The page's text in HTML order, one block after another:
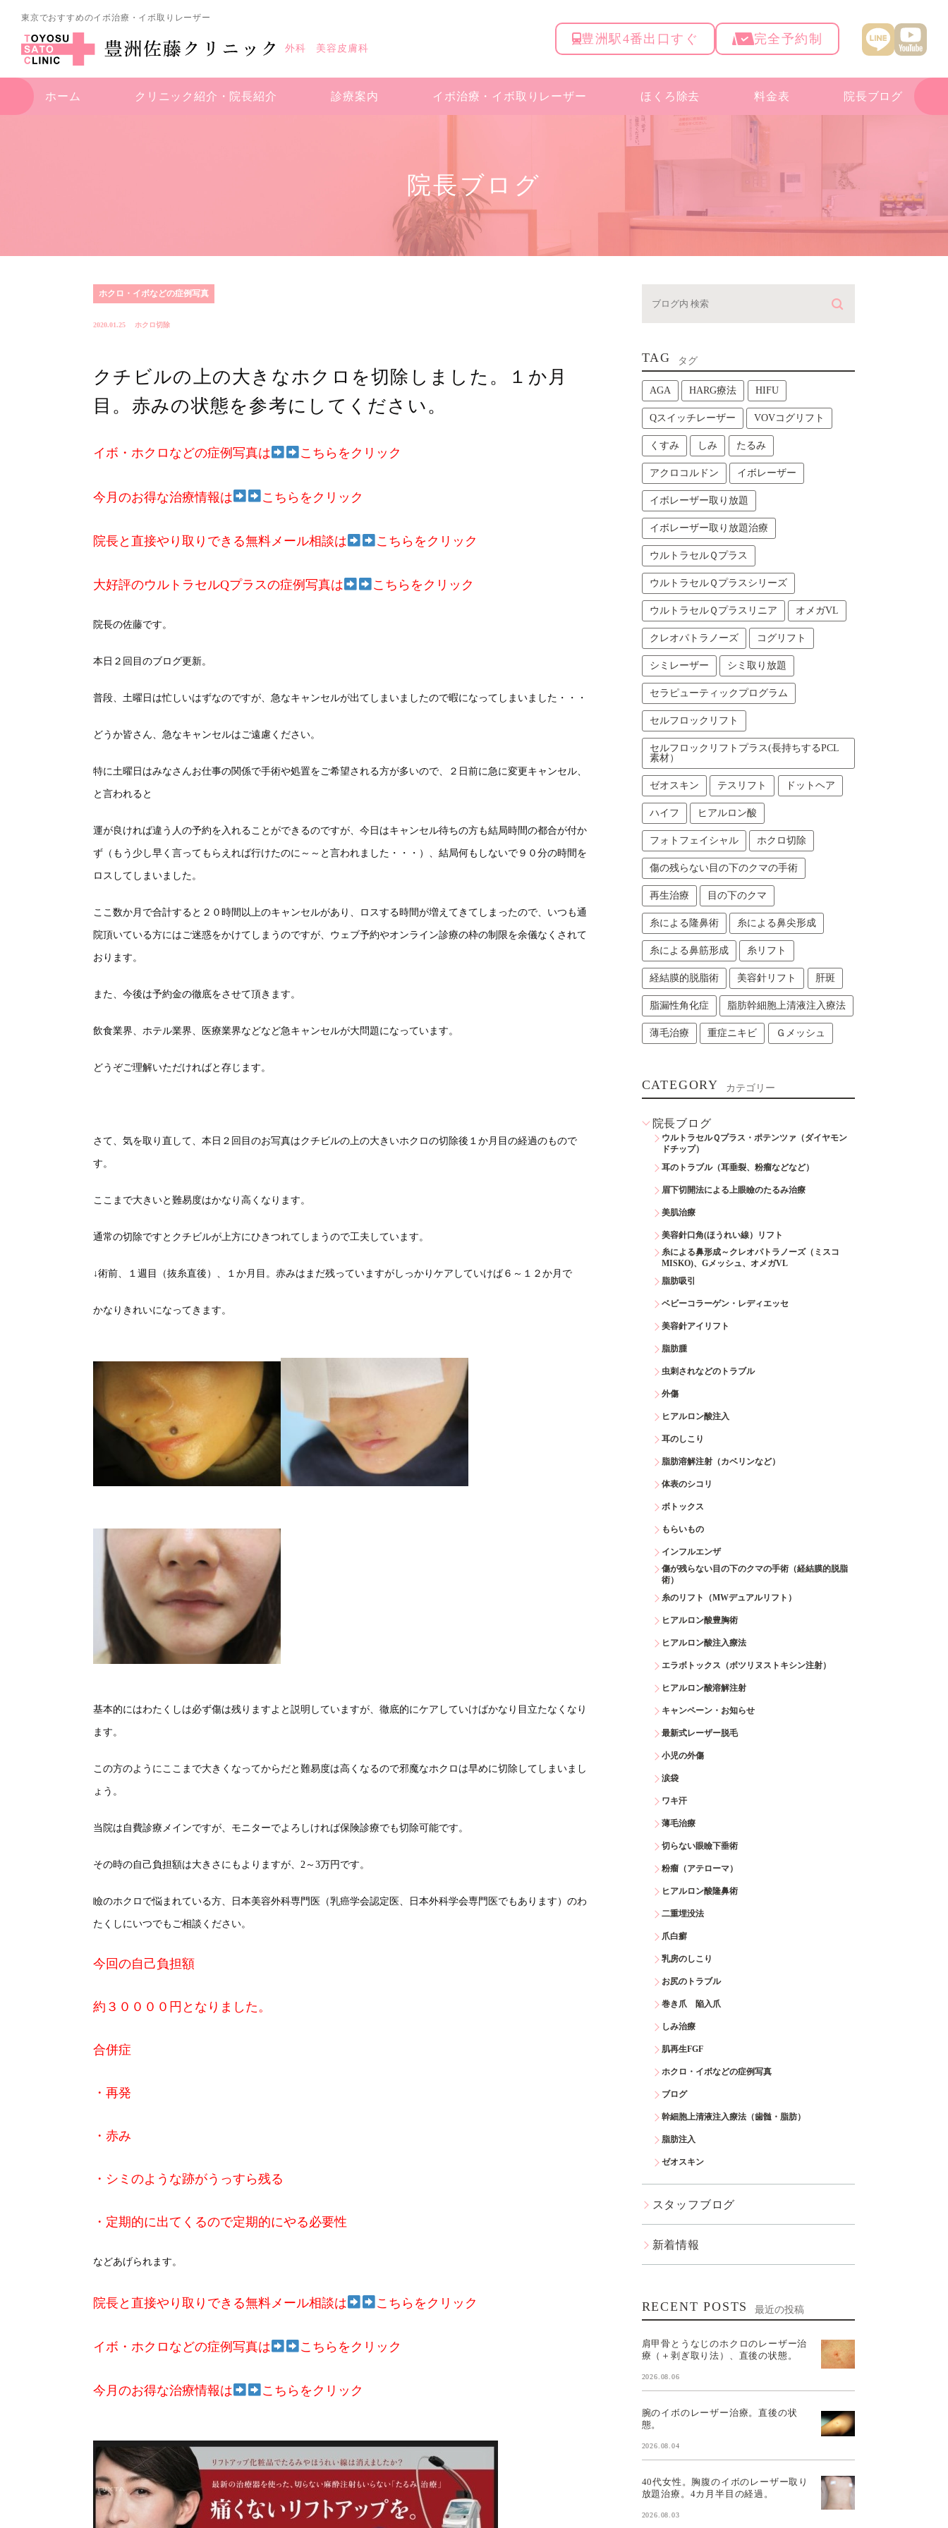
東京でおすすめのイボ治療・イボ取りレーザー
外科 美容皮膚科
豊洲駅4番出口すぐ 完全予約制
ホーム クリニック紹介・ 院長紹介 診療案内 イボ治療・ イボ取りレーザー ほくろ除去 料金表 院長ブログ
院長ブログ
ホクロ・イボなどの症例写真
2020.01.25 ホクロ切除
クチビルの上の大きなホクロを切除しました。１か月
目。赤みの状態を参考にしてください。
イボ・ホクロなどの症例写真は こちらをクリック
今月のお得な治療情報は こちらをクリック
院長と直接やり取りできる無料メール相談は こちらをクリック
大好評のウルトラセルQプラスの症例写真は こちらをクリック
院長の佐藤です。
本日２回目のブログ更新。
普段、土曜日は忙しいはずなのですが、急なキャンセルが出てしまいましたので暇になってしまいました・・・
どうか皆さん、急なキャンセルはご遠慮ください。
特に土曜日はみなさんお仕事の関係で手術や処置をご希望される方が多いので、２日前に急に変更キャンセル、
と言われると
運が良ければ違う人の予約を入れることができるのですが、今日はキャンセル待ちの方も結局時間の都合が付か
ず（もう少し早く言ってもらえれば行けたのに～～と言われました・・・）、結局何もしないで９０分の時間を
ロスしてしまいました。
ここ数か月で合計すると２０時間以上のキャンセルがあり、ロスする時間が増えてきてしまったので、いつも通
院頂いている方にはご迷惑をかけてしまうのですが、ウェブ予約やオンライン診療の枠の制限を余儀なくされて
おります。
また、今後は予約金の徹底をさせて頂きます。
飲食業界、ホテル業界、医療業界などなど急キャンセルが大問題になっています。
どうぞご理解いただければと存じます。
さて、気を取り直して、本日２回目のお写真はクチビルの上の大きいホクロの切除後１か月目の経過のもので
す。
ここまで大きいと難易度はかなり高くなります。
通常の切除ですとクチビルが上方にひきつれてしまうので工夫しています。
↓術前、１週目（抜糸直後）、１か月目。赤みはまだ残っていますがしっかりケアしていけば６～１２か月で
かなりきれいになってきます。
基本的にはわたくしは必ず傷は残りますよと説明していますが、徹底的にケアしていけばかなり目立たなくなり
ます。
この方のようにここまで大きくなってからだと難易度は高くなるので邪魔なホクロは早めに切除してしまいまし
ょう。
当院は自費診療メインですが、モニターでよろしければ保険診療でも切除可能です。
その時の自己負担額は大きさにもよりますが、2～3万円です。
瞼のホクロで悩まれている方、日本美容外科専門医（乳癌学会認定医、日本外科学会専門医でもあります）のわ
たくしにいつでもご相談ください。
今回の自己負担額
約３００００円となりました。
合併症
・再発
・赤み
・シミのような跡がうっすら残る
・定期的に出てくるので定期的にやる必要性
などあげられます。
院長と直接やり取りできる無料メール相談は こちらをクリック
イボ・ホクロなどの症例写真は こちらをクリック
今月のお得な治療情報は こちらをクリック
TAG タグ
AGA HARG療法 HIFU
Qスイッチレーザー VOVコグリフト
くすみ しみ たるみ
アクロコルドン イボレーザー
イボレーザー取り放題
イボレーザー取り放題治療
ウルトラセルＱプラス
ウルトラセルＱプラスシリーズ
ウルトラセルＱプラスリニア オメガVL
クレオパトラノーズ コグリフト
シミレーザー シミ取り放題
セラピューティックプログラム
セルフロックリフト
セルフロックリフトプラス(長持ちするPCL
素材）
ゼオスキン テスリフト ドットヘア
ハイフ ヒアルロン酸
フォトフェイシャル ホクロ切除
傷の残らない目の下のクマの手術
再生治療 目の下のクマ
糸による隆鼻術 糸による鼻尖形成
糸による鼻筋形成 糸リフト
経結膜的脱脂術 美容針リフト 肝斑
脂漏性角化症 脂肪幹細胞上清液注入療法
薄毛治療 重症ニキビ Ｇメッシュ
CATEGORY カテゴリー
院長ブログ
ウルトラセルＱプラス・ポテンツァ（ダイヤモン
ドチップ）
耳のトラブル（耳垂裂、粉瘤などなど）
眉下切開法による上眼瞼のたるみ治療
美肌治療
美容針口角(ほうれい線）リフト
糸による鼻形成～クレオパトラノーズ（ミスコ
MISKO)、Gメッシュ、オメガVL
脂肪吸引
ベビーコラーゲン・レディエッセ
美容針アイリフト
脂肪腫
虫刺されなどのトラブル
外傷
ヒアルロン酸注入
耳のしこり
脂肪溶解注射（カベリンなど）
体表のシコリ
ボトックス
もらいもの
インフルエンザ
傷が残らない目の下のクマの手術（経結膜的脱脂
術）
糸のリフト（MWデュアルリフト）
ヒアルロン酸豊胸術
ヒアルロン酸注入療法
エラボトックス（ボツリヌストキシン注射）
ヒアルロン酸溶解注射
キャンペーン・お知らせ
最新式レーザー脱毛
小児の外傷
涙袋
ワキ汗
薄毛治療
切らない眼瞼下垂術
粉瘤（アテローマ）
ヒアルロン酸隆鼻術
二重埋没法
爪白癬
乳房のしこり
お尻のトラブル
巻き爪 陥入爪
しみ治療
肌再生FGF
ホクロ・イボなどの症例写真
ブログ
幹細胞上清液注入療法（歯髄・脂肪）
脂肪注入
ゼオスキン
スタッフブログ
新着情報
RECENT POSTS 最近の投稿
肩甲骨とうなじのホクロのレーザー治
療（＋剥ぎ取り法）、直後の状態。
2026.08.06
腕のイボのレーザー治療。直後の状
態。
2026.08.04
40代女性。胸腹のイボのレーザー取り
放題治療。4カ月半目の経過。
2026.08.03